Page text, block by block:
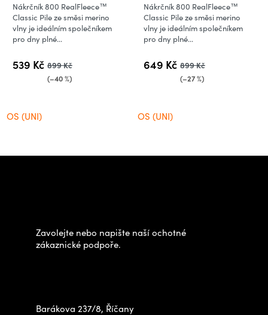
539 Kč 899 Kč
(–40 %)
Nákrčník 800 RealFleece™
Classic Pile ze směsi merino
vlny je ideálním společníkem
pro dny plné...
OS (UNI)
649 Kč 899 Kč
(–27 %)
Nákrčník 800 RealFleece™
Classic Pile ze směsi merino
vlny je ideálním společníkem
pro dny plné...
OS (UNI)
Z
Zavolejte nebo napište naší ochotné
zákaznické podpoře.
Barákova 237/8, Říčany